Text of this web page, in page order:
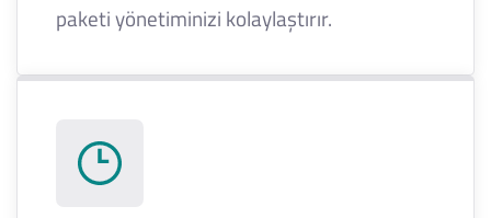
paketi yönetiminizi kolaylaştırır.